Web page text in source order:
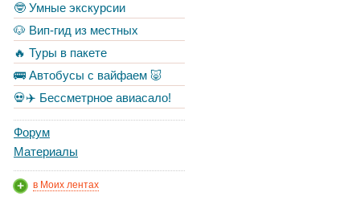
🤓 Умные экскурсии
🐶 Вип-гид из местных
🔥 Туры в пакете
🚌 Автобусы с вайфаем 🐷
💀✈️ Бессметрное авиасало!
Форум
Материалы
в Моих лентах